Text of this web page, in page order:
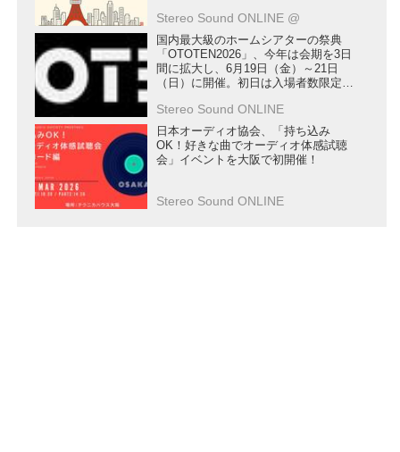
れました
Stereo Sound ONLINE @
国内最大級のホームシアターの祭典
「OTOTEN2026」、今年は会期を3日
間に拡大し、6月19日（金）～21日
（日）に開催。初日は入場者数限定の
Stereo Sound ONLINE
日本オーディオ協会、「持ち込み
OK！好きな曲でオーディオ体感試聴
会」イベントを大阪で初開催！
Stereo Sound ONLINE